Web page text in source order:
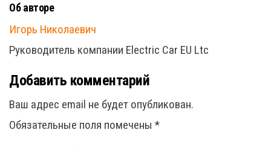
Об авторе
Игорь Николаевич
Руководитель компании Electric Car EU Ltc
Добавить комментарий
Ваш адрес email не будет опубликован.
Обязательные поля помечены *